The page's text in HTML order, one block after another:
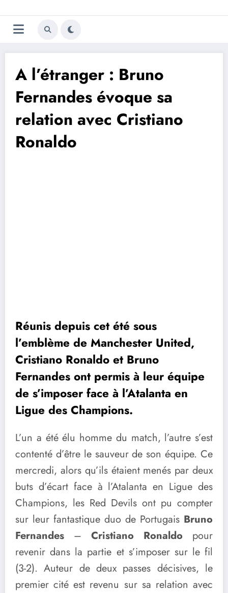
au
contenu
Trivela
L'actualité du football
A l’étranger : Bruno
Fernandes évoque sa
relation avec Cristiano
Ronaldo
Réunis depuis cet été sous
l’emblème de Manchester United,
Cristiano Ronaldo et Bruno
Fernandes ont permis à leur équipe
de s’imposer face à l’Atalanta en
Ligue des Champions.
L’un a été élu homme du match, l’autre s’est
contenté d’être le sauveur de son équipe. Ce
mercredi, alors qu’ils étaient menés par deux
buts d’écart face à l’Atalanta en Ligue des
Champions, les Red Devils ont pu compter
sur leur fantastique duo de Portugais Bruno
Fernandes – Cristiano Ronaldo pour
revenir dans la partie et s’imposer sur le fil
(3-2). Auteur de deux passes décisives, le
premier cité est revenu sur sa relation avec